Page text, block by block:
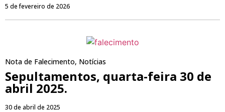
5 de fevereiro de 2026
Nota de Falecimento, Notícias
Sepultamentos, quarta-feira 30 de
abril 2025.
30 de abril de 2025